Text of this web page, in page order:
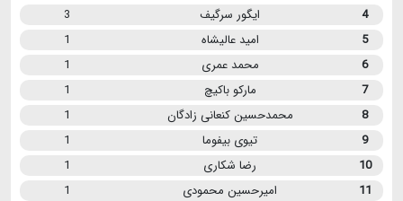
4
ایگور سرگیف
3
5
امید عالیشاه
1
6
محمد عمری
1
7
مارکو باکیچ
1
8
محمدحسین کنعانی زادگان
1
9
تیوی بیفوما
1
10
رضا شکاری
1
11
امیرحسین محمودی 1